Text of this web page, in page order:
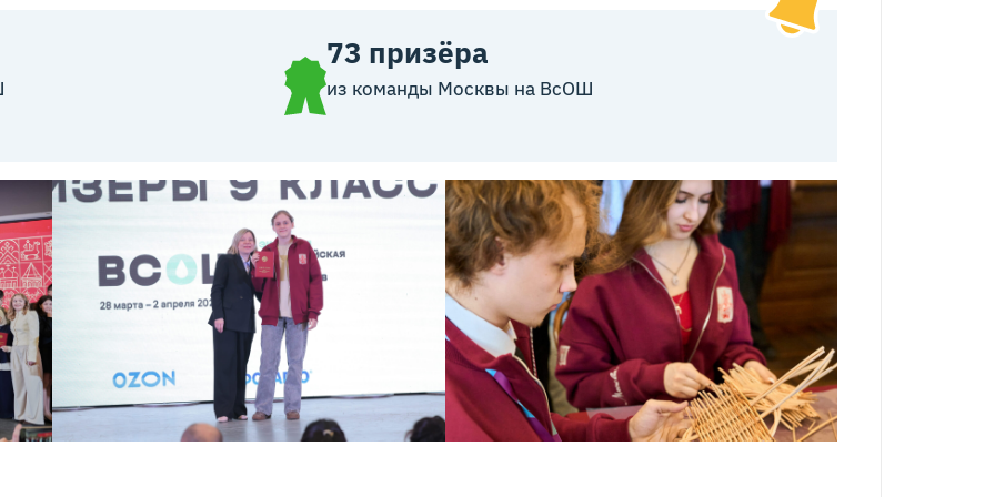
Имилия Евгеньевна Иванова
Тренер сборной команды Москвы по экологии,
Луиза Константиновна Дудкина
Тренер сборной команды Москвы по экологии
Арина Владиславовна Семенова
Тренер сборной команды Москвы по экологии и
заведующая кафедрой экологии ОРТШ ЦПМ
73 призёра
из команды Москвы на ВсОШ